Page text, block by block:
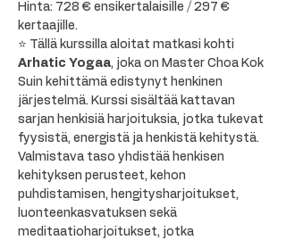
Hinta: 728 € ensikertalaisille / 297 €
kertaajille.
⭐ Tällä kurssilla aloitat matkasi kohti
Arhatic Yogaa, joka on Master Choa Kok
Suin kehittämä edistynyt henkinen
järjestelmä. Kurssi sisältää kattavan
sarjan henkisiä harjoituksia, jotka tukevat
fyysistä, energistä ja henkistä kehitystä.
Valmistava taso yhdistää henkisen
kehityksen perusteet, kehon
puhdistamisen, hengitysharjoitukset,
luonteenkasvatuksen sekä
meditaatioharjoitukset, jotka